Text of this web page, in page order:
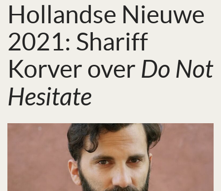
Hollandse Nieuwe
2021: Shariff
Korver over Do Not
Hesitate